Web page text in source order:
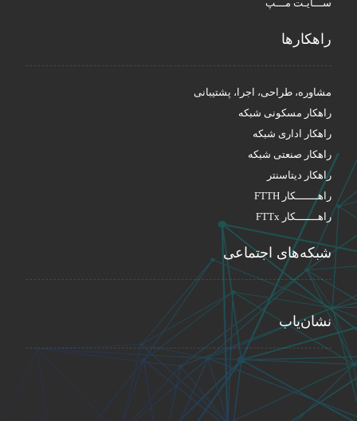
ســـایـت مـــپ
راهکار‌ها
مشاوره، طراحی، اجرا، پشتیبانی
راهکار مسکونی شبکه
راهکار اداری شبکه
راهکار صنعتی شبکه
راهکار دیتاسنتر
راهـــــــکار FTTH
راهـــــــکار FTTx
شبکه‌های اجتماعی
نشان‌یاب